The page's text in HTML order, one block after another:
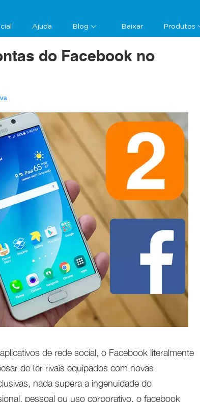
Ajuda Blog Baixar Produtos
do Facebook no
de rede social, o Facebook literalmente
de ter rivais equipados com novas
nada supera a ingenuidade do
pessoal ou uso corporativo, o facebook